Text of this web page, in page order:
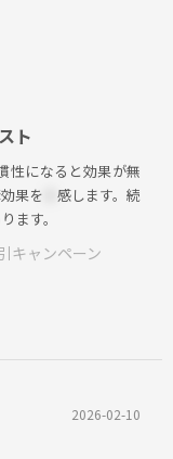
ト
性になると効果が無
果を
感します。続
ます。
キャンペーン
2026-02-10